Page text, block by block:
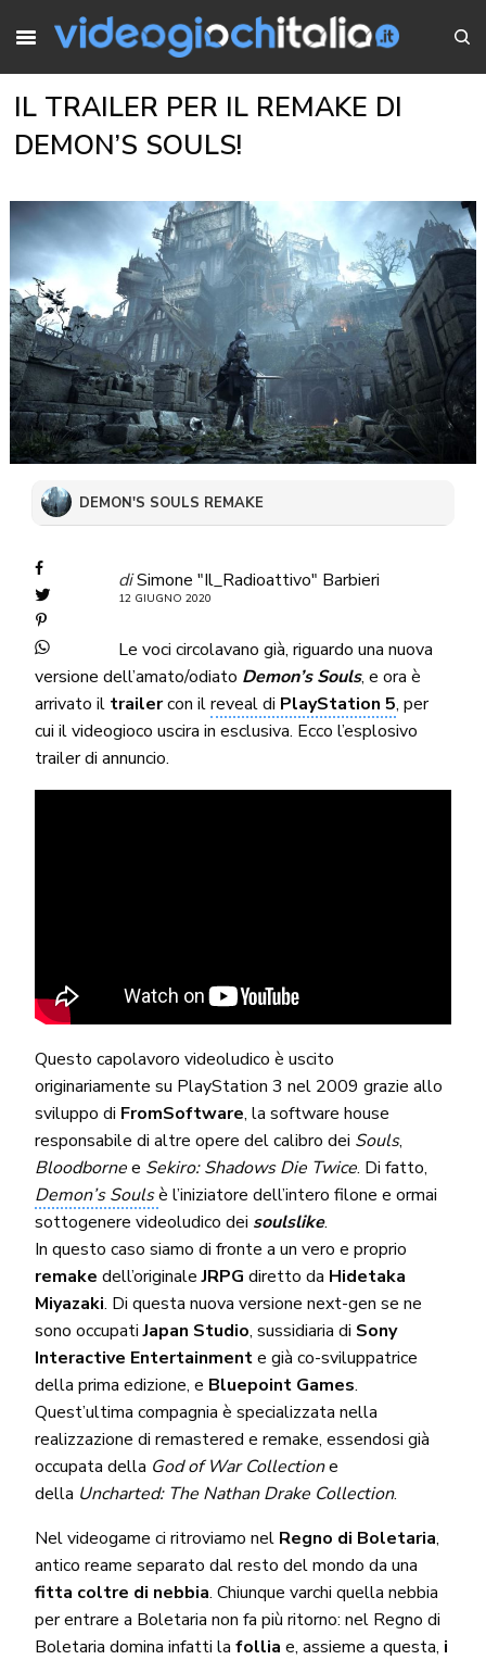
IL TRAILER PER IL REMAKE DI
DEMON’S SOULS!
DEMON'S SOULS REMAKE
diSimone "Il_Radioattivo" Barbieri
12 GIUGNO 2020
Le voci circolavano già, riguardo una nuova
versione dell’amato/odiato Demon’s Souls, e ora è
arrivato il trailercon ilreveal di PlayStation 5, per
cui il videogioco uscira in esclusiva. Ecco l’esplosivo
trailer di annuncio.
Questo capolavoro videoludico è uscito
originariamente su PlayStation 3 nel 2009 grazie allo
sviluppo di FromSoftware, la software house
responsabile di altre opere del calibro dei Souls,
Bloodbornee Sekiro: Shadows Die Twice. Di fatto,
Demon’s Soulsè l’iniziatore dell’intero filone e ormai
sottogenere videoludico dei soulslike.
In questo caso siamo di fronte a un vero e proprio
remake dell’originaleJRPGdiretto da Hidetaka
Miyazaki. Di questa nuova versione next-gen se ne
sono occupatiJapan Studio, sussidiaria di Sony
Interactive Entertainmente già co-sviluppatrice
della prima edizione, e Bluepoint Games.
Quest’ultima compagnia è specializzata nella
realizzazione di remastered e remake, essendosi già
occupata della God of War Collectione
della Uncharted: The Nathan Drake Collection.
Nel videogame ci ritroviamo nel Regno di Boletaria,
antico reame separato dal resto del mondo da una
fitta coltre di nebbia. Chiunque varchi quella nebbia
per entrare a Boletaria non fa più ritorno: nel Regno di
Boletaria domina infatti lafolliae, assieme a questa, i